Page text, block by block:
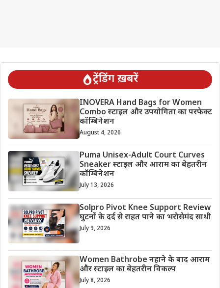
ट्रेंडिंग ख़बरें
INOVERA Hand Bags for Women
Combo स्टाइल और उपयोगिता का परफेक्ट
कॉम्बिनेशन
August 4, 2026
Puma Unisex-Adult Court Curves
Sneaker स्टाइल और आराम का बेहतरीन
कॉम्बिनेशन
July 13, 2026
Solpro Pivot Knee Support Review
घुटनों के दर्द से राहत पाने का भरोसेमंद साथी
July 9, 2026
Women Bathrobe नहाने के बाद आराम
और स्टाइल का बेहतरीन विकल्प
July 8, 2026